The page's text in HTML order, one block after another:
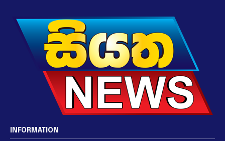
INFORMATION